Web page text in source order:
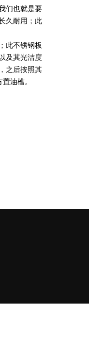
们也就是要
久耐用；此
此不锈钢板
及其光洁度
之后按照其
油槽。